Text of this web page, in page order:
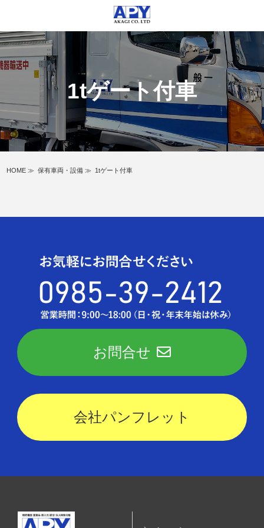
1tゲート付車
HOME ≫ 保有車両・設備 ≫ 1tゲート付車
お問合せ
会社パンフレット